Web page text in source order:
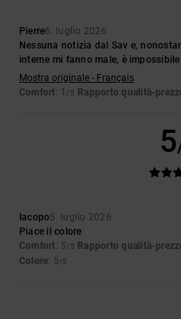
Pierre6. luglio 2026
Nessuna notizia dal Sav e,
interne mi fanno male, è
Mostra originale - Français
Comfort: 1 /5 Rapporto qualità-
5
Iacopo5. luglio 2026
Piace il colore
Comfort: 5/5 Rapporto qualità-
Colore: 5/5